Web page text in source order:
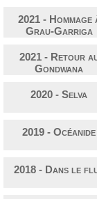
2021 - Hommage
Grau-Garriga
2021 - Retour
Gondwana
2020 - Selva
2019 - Océanide
2018 - Dans le